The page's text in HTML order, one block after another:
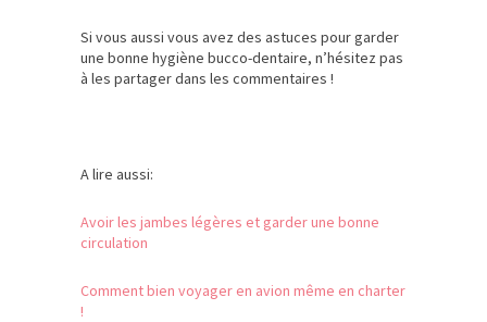
Si vous aussi vous avez des astuces pour garder
une bonne hygiène bucco-dentaire, n’hésitez pas
à les partager dans les commentaires !
A lire aussi:
Avoir les jambes légères et garder une bonne
circulation
Comment bien voyager en avion même en charter
!